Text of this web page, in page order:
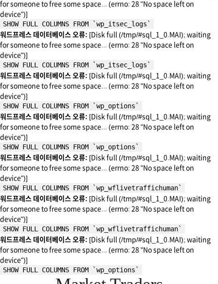
for someone to free some space... (errno: 28 "No space left on
device")]
SHOW FULL COLUMNS FROM `wp_itsec_logs`
워드프레스 데이터베이스 오류: [Disk full (/tmp/#sql_1_0.MAI); waiting
for someone to free some space... (errno: 28 "No space left on
device")]
SHOW FULL COLUMNS FROM `wp_itsec_logs`
워드프레스 데이터베이스 오류: [Disk full (/tmp/#sql_1_0.MAI); waiting
for someone to free some space... (errno: 28 "No space left on
device")]
SHOW FULL COLUMNS FROM `wp_options`
워드프레스 데이터베이스 오류: [Disk full (/tmp/#sql_1_0.MAI); waiting
for someone to free some space... (errno: 28 "No space left on
device")]
SHOW FULL COLUMNS FROM `wp_options`
워드프레스 데이터베이스 오류: [Disk full (/tmp/#sql_1_0.MAI); waiting
for someone to free some space... (errno: 28 "No space left on
device")]
SHOW FULL COLUMNS FROM `wp_wflivetraffichuman`
워드프레스 데이터베이스 오류: [Disk full (/tmp/#sql_1_0.MAI); waiting
for someone to free some space... (errno: 28 "No space left on
device")]
SHOW FULL COLUMNS FROM `wp_wflivetraffichuman`
워드프레스 데이터베이스 오류: [Disk full (/tmp/#sql_1_0.MAI); waiting
for someone to free some space... (errno: 28 "No space left on
device")]
SHOW FULL COLUMNS FROM `wp_options`